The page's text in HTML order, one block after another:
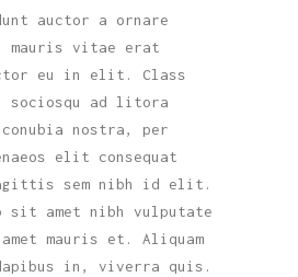
auctor a ornare
mauris vitae erat
eu in elit. Class
ad litora
nostra, per
elit consequat
sem nibh id elit.
sit amet nibh vulputate
mauris et. Aliquam
in, viverra quis.